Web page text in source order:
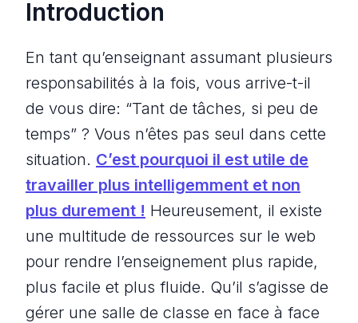
Introduction
En tant qu’enseignant assumant plusieurs
responsabilités à la fois, vous arrive-t-il
de vous dire: “Tant de tâches, si peu de
temps” ? Vous n’êtes pas seul dans cette
situation. C’est pourquoi il est utile de
travailler plus intelligemment et non
plus durement ! Heureusement, il existe
une multitude de ressources sur le web
pour rendre l’enseignement plus rapide,
plus facile et plus fluide. Qu’il s’agisse de
gérer une salle de classe en face à face